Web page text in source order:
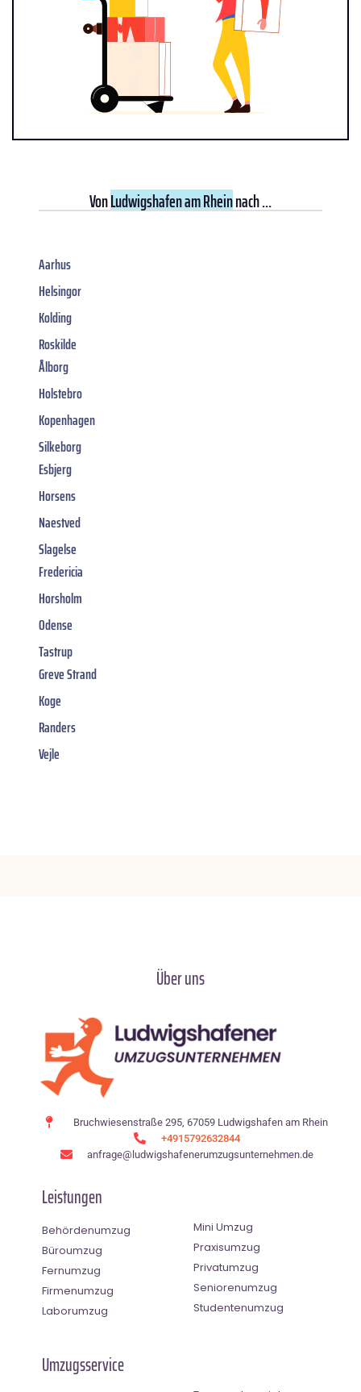
VonLudwigshafen am Rheinnach ...
Aarhus
Helsingor
Kolding
Roskilde
Ålborg
Holstebro
Kopenhagen
Silkeborg
Esbjerg
Horsens
Naestved
Slagelse
Fredericia
Horsholm
Odense
Tastrup
Greve Strand
Koge
Randers
Vejle
Über uns
Bruchwiesenstraße 295, 67059 Ludwigshafen am Rhein
+4915792632844
anfrage@ludwigshafenerumzugsunternehmen.de
Leistungen
Behördenumzug
Büroumzug
Fernumzug
Firmenumzug
Laborumzug
Mini Umzug
Praxisumzug
Privatumzug
Seniorenumzug
Studentenumzug
Umzugsservice